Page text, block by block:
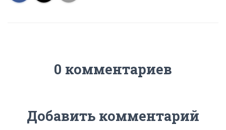
0 комментариев
Добавить комментарий